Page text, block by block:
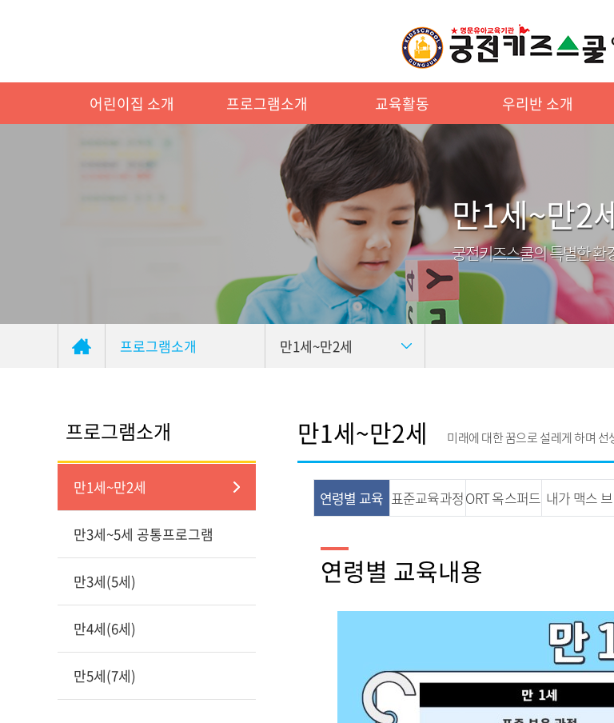
어린이집 소개 프로그램소개 교육활동 우리반 소개
만1세~만2
궁전키즈스쿨의 특별한 환
프로그램소개 만1세~만2세
프로그램소개
만1세~만2세
만3세~5세 공통프로그램
만3세(5세)
만4세(6세)
만5세(7세)
만1세~만2세 미래에 대한 꿈으로 설레게 하며
연령별 교육 표준교육과정ORT 옥스퍼드 내가 맥스 브
연령별 교육내용